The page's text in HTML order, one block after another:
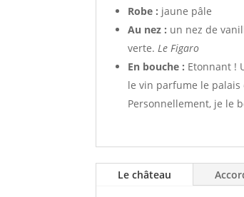
Robe : jaune pâle
Au nez : un nez de
verte.Le Figaro
En bouche : Etonnant !
le vin parfume le
Personnellement, je le
Le château